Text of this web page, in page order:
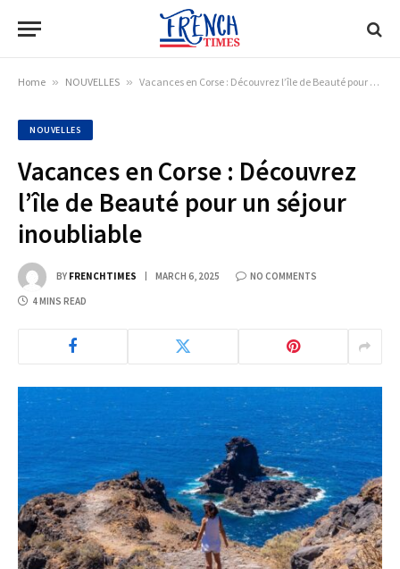
Home » NOUVELLES » Vacances en Corse : Découvrez l’île de Beauté pour un séjour inoubliable
NOUVELLES
Vacances en Corse : Découvrez
l’île de Beauté pour un séjour
inoubliable
BY FRENCHTIMES MARCH 6, 2025 NO COMMENTS
4 MINS READ